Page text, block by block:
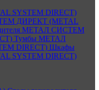
SYSTEM DIRECT)
ДИРЕКТ (METAL
МЕТАЛ СИСТЕМ
Тумбы МЕТАЛ
DIRECT) Шкафы
SYSTEM DIRECT)